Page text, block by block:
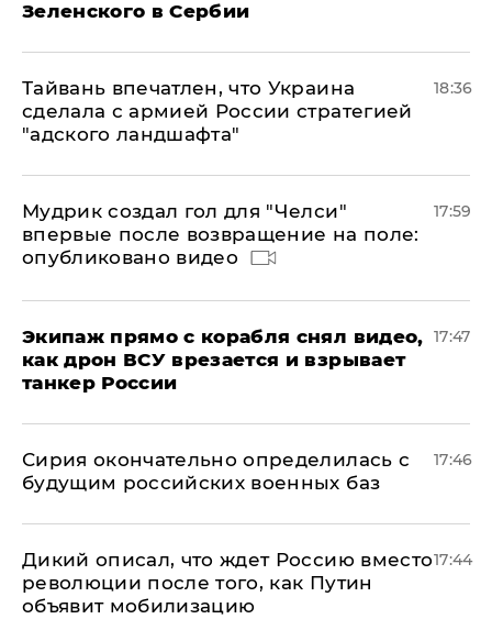
Зеленского в Сербии
Тайвань впечатлен, что Украина
сделала с армией России стратегией
"адского ландшафта"
18:36
Мудрик создал гол для "Челси"
впервые после возвращение на поле:
опубликовано видео
17:59
Экипаж прямо с корабля снял видео,
как дрон ВСУ врезается и взрывает
танкер России
17:47
Сирия окончательно определилась с
будущим российских военных баз
17:46
Дикий описал, что ждет Россию вместо
революции после того, как Путин
объявит мобилизацию
17:44